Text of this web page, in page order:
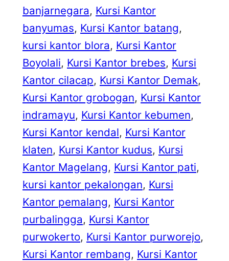
banjarnegara, Kursi Kantor
banyumas, Kursi Kantor batang
kursi kantor blora, Kursi Kantor
Boyolali, Kursi Kantor brebes, Kursi
Kantor cilacap, Kursi Kantor Demak
Kursi Kantor grobogan, Kursi Kantor
indramayu, Kursi Kantor kebumen
Kursi Kantor kendal, Kursi Kantor
klaten, Kursi Kantor kudus, Kursi
Kantor Magelang, Kursi Kantor pati
kursi kantor pekalongan, Kursi
Kantor pemalang, Kursi Kantor
purbalingga, Kursi Kantor
purwokerto, Kursi Kantor purworejo
Kursi Kantor rembang, Kursi Kantor